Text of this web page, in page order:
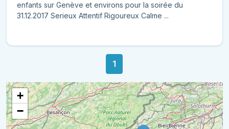
enfants sur Genève et environs pour la soirée du
31.12.2017 Serieux Attentif Rigoureux Calme ...
1
+
−